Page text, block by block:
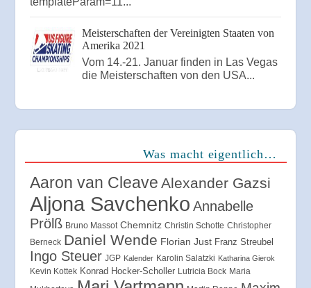
Meisterschaften der Vereinigten Staaten von
Amerika 2021
Vom 14.-21. Januar finden in Las Vegas
die Meisterschaften von den USA...
Was macht eigentlich…
Aaron van Cleave Alexander Gazsi
Aljona Savchenko Annabelle
Prölß Bruno Massot Chemnitz Christin Schotte Christopher
Berneck Daniel Wende Florian Just Franz Streubel
Ingo Steuer JGP Kalender Karolin Salatzki Katharina Gierok
Kevin Kottek Konrad Hocker-Scholler Lutricia Bock Maria